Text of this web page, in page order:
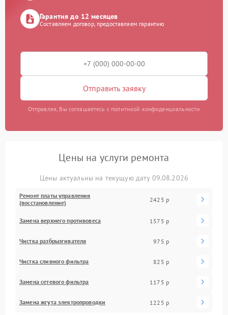
Гарантия до 12 месяцев
Составляем договор, предоставляем гарантию
Отправить заявку
Отправляя, Вы соглашаетесь с политикой конфиденциальности
Цены на услуги ремонта
Цены актуальны на текущую дату 09.08.2026
Ремонт платы управления
(восстановление)
2425 р
Замена верхнего противовеса 1575 р
Чистка разбрызгивателя 975 р
Чистка сливного фильтра 825 р
Замена сетевого фильтра 1175 р
Замена жгута электропроводки 1225 р